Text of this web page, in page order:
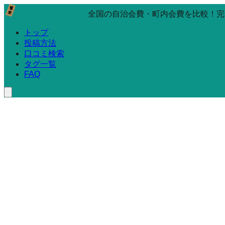
全国の自治会費・町内会費を比較！
トップ
投稿方法
口コミ検索
タグ一覧
FAQ